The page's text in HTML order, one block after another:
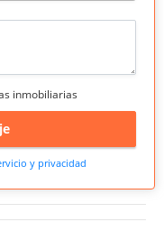
inmobiliarias
y privacidad